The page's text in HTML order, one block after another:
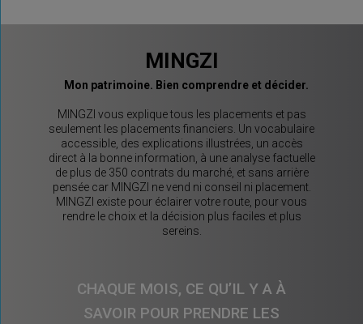
MINGZI
Mon patrimoine. Bien comprendre et décider.
MINGZI vous explique tous les placements et pas
seulement les placements financiers. Un vocabulaire
accessible, des explications illustrées, un accès
direct à la bonne information, à une analyse factuelle
de plus de 350 contrats du marché, et sans arrière
pensée car MINGZI ne vend ni conseil ni placement.
MINGZI existe pour éclairer votre route, pour vous
rendre le choix et la décision plus faciles et plus
sereins.
CHAQUE MOIS, CE QU’IL Y A À
SAVOIR POUR PRENDRE LES